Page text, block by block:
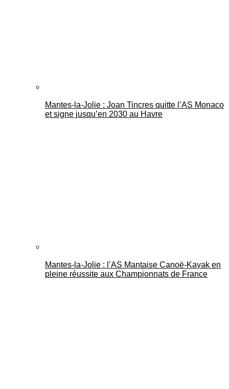
Mantes-la-Jolie : Joan Tincres quitte l’AS Monaco
et signe jusqu’en 2030 au Havre
Mantes-la-Jolie : l’AS Mantaise Canoë‑Kayak en
pleine réussite aux Championnats de France